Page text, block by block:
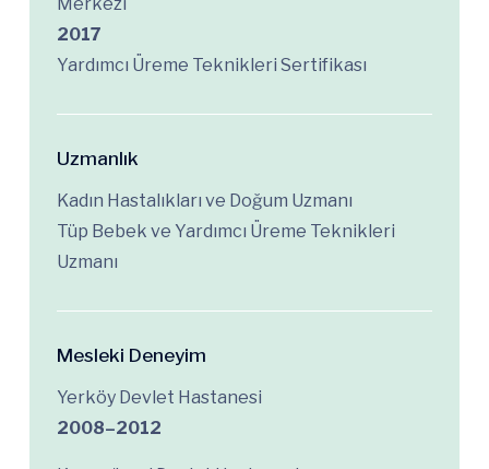
Merkezi
2017
Yardımcı Üreme Teknikleri Sertifikası
Uzmanlık
Kadın Hastalıkları ve Doğum Uzmanı
Tüp Bebek ve Yardımcı Üreme Teknikleri
Uzmanı
Mesleki Deneyim
Yerköy Devlet Hastanesi
2008–2012